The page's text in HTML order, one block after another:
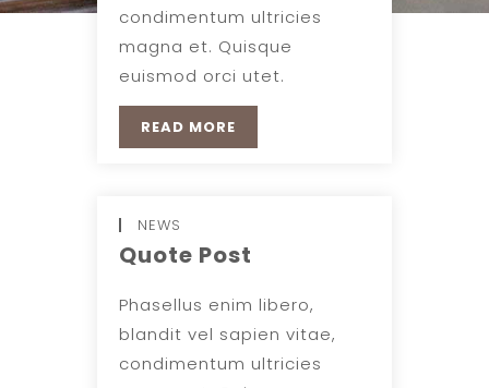
condimentum ultricies
magna et. Quisque
euismod orci utet.
READ MORE
NEWS
Quote Post
Phasellus enim libero,
blandit vel sapien vitae,
condimentum ultricies